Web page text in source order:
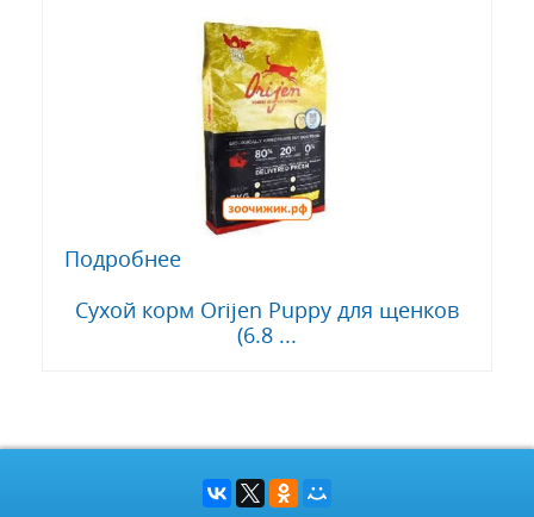
Подробнее
Сухой корм Orijen Puppy для щенков
(6.8 ...